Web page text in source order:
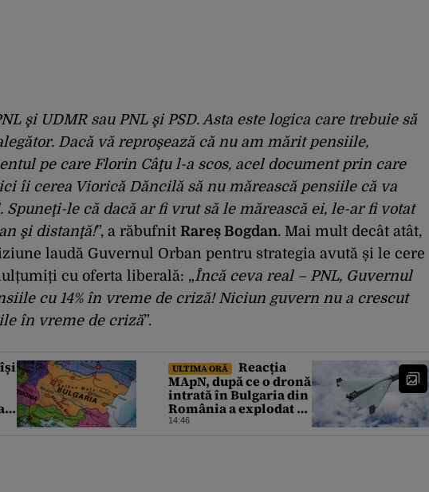
şi UDMR sau PNL şi PSD. Asta este logica care trebuie să
Dacă vă reproşează că nu am mărit pensiile,
pe care Florin Câţu l-a scos, acel document prin care
îi cerea Viorică Dăncilă să nu mărească pensiile că va
le că dacă ar fi vrut să le mărească ei, le-ar fi votat
şi distanţă!”, a răbufnit Rareș Bogdan. Mai mult decât atât,
laudă Guvernul Orban pentru strategia avută și le cere
cu oferta liberală: „Încă ceva real – PNL, Guvernul
cu 14% în vreme de criză! Niciun guvern nu a crescut
în vreme de criză”.
ULTIMA ORĂ
Reacția
MApN, după ce o dronă
intrată în Bulgaria din
România a explodat în
apropierea graniței
14:46